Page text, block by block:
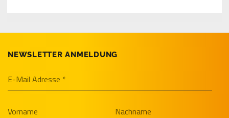
NEWSLETTER ANMELDUNG